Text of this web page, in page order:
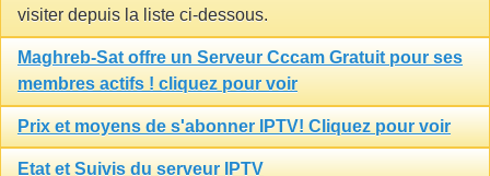
visiter depuis la liste ci-dessous.
Maghreb-Sat offre un Serveur Cccam Gratuit pour ses
membres actifs ! cliquez pour voir
Prix et moyens de s'abonner IPTV! Cliquez pour voir
Etat et Suivis du serveur IPTV